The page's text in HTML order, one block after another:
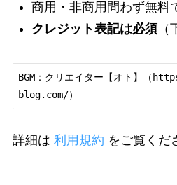
商用・非商用問わず無料
クレジット表記は必須（
BGM：クリエイター【オト】（
blog.com/）
詳細は 利用規約 をご覧くだ